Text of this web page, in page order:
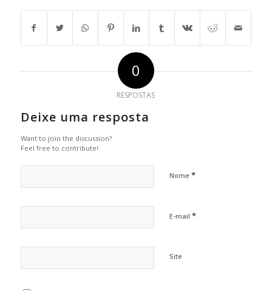
0
RESPOSTAS
Deixe uma resposta
Want to join the discussion?
Feel free to contribute!
Nome *
E-mail *
Site